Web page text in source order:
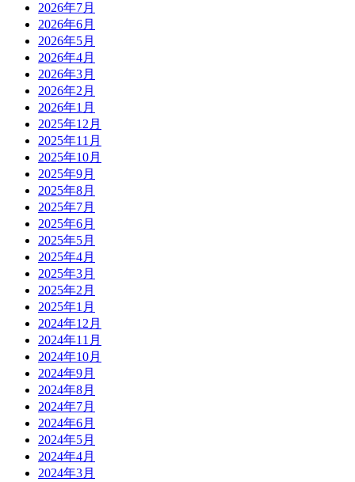
2026年7月
2026年6月
2026年5月
2026年4月
2026年3月
2026年2月
2026年1月
2025年12月
2025年11月
2025年10月
2025年9月
2025年8月
2025年7月
2025年6月
2025年5月
2025年4月
2025年3月
2025年2月
2025年1月
2024年12月
2024年11月
2024年10月
2024年9月
2024年8月
2024年7月
2024年6月
2024年5月
2024年4月
2024年3月